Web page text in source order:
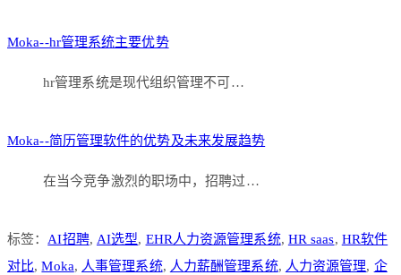
Moka--hr管理系统主要优势
hr管理系统是现代组织管理不可…
Moka--简历管理软件的优势及未来发展趋势
在当今竞争激烈的职场中，招聘过…
标签： AI招聘, AI选型, EHR人力资源管理系统, HR saas, HR软件
对比,Moka, 人事管理系统, 人力薪酬管理系统, 人力资源管理, 企